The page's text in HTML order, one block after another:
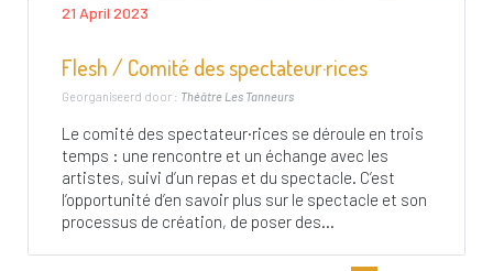
21 April 2023
Flesh / Comité des spectateur·rices
Georganiseerd door : Théâtre Les Tanneurs
Le comité des spectateur·rices se déroule en trois
temps : une rencontre et un échange avec les
artistes, suivi d’un repas et du spectacle. C’est
l’opportunité d’en savoir plus sur le spectacle et son
processus de création, de poser des...